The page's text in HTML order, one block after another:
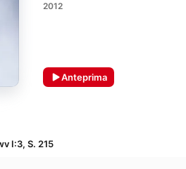
2012
Anteprima
I:3, S. 215